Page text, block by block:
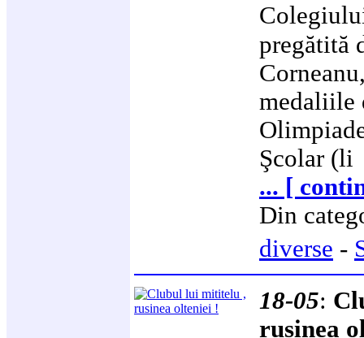
pregătită
medaliile
Şcolar (li
... [
Din
diverse -
18-05:
rusinea